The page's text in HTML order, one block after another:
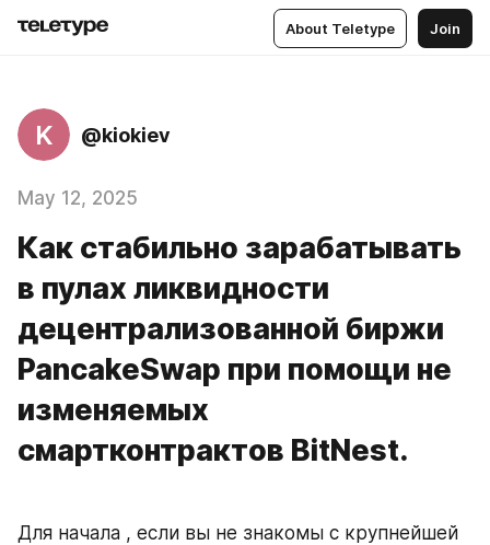
About Teletype Join
K @kiokiev
May 12, 2025
Как стабильно зарабатывать
в пулах ликвидности
децентрализованной биржи
PancakeSwap при помощи не
изменяемых
смартконтрактов BitNest.
Для начала , если вы не знакомы с крупнейшей